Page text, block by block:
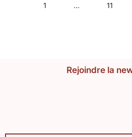
1 … 11
Rejoindre la